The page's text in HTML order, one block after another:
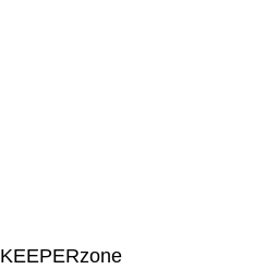
KEEPERzone